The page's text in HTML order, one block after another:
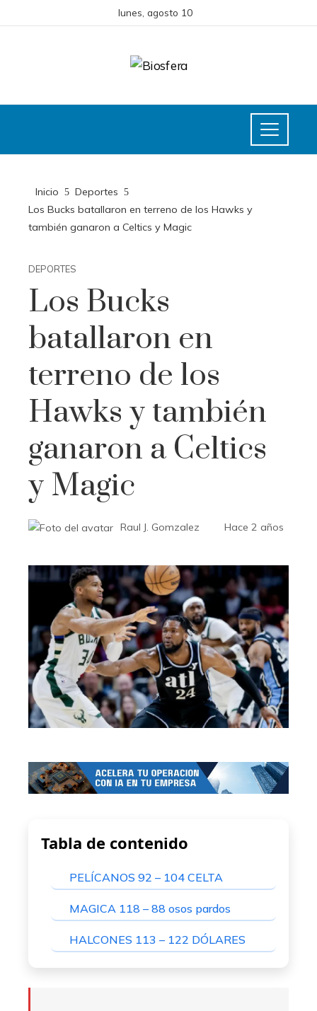
lunes, agosto 10
Inicio
Deportes
Los Bucks batallaron en terreno de los Hawks y
también ganaron a Celtics y Magic
DEPORTES
Los Bucks
batallaron en
terreno de los
Hawks y también
ganaron a Celtics
y Magic
Raul J. Gomzalez Hace 2 años
Tabla de contenido
PELÍCANOS 92 – 104 CELTA
MAGICA 118 – 88 osos pardos
HALCONES 113 – 122 DÓLARES